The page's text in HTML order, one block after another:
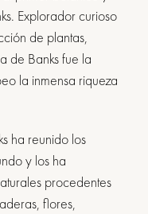
Explorador curioso
de plantas,
de Banks fue la
la inmensa riqueza
ha reunido los
y los ha
procedentes
flores,